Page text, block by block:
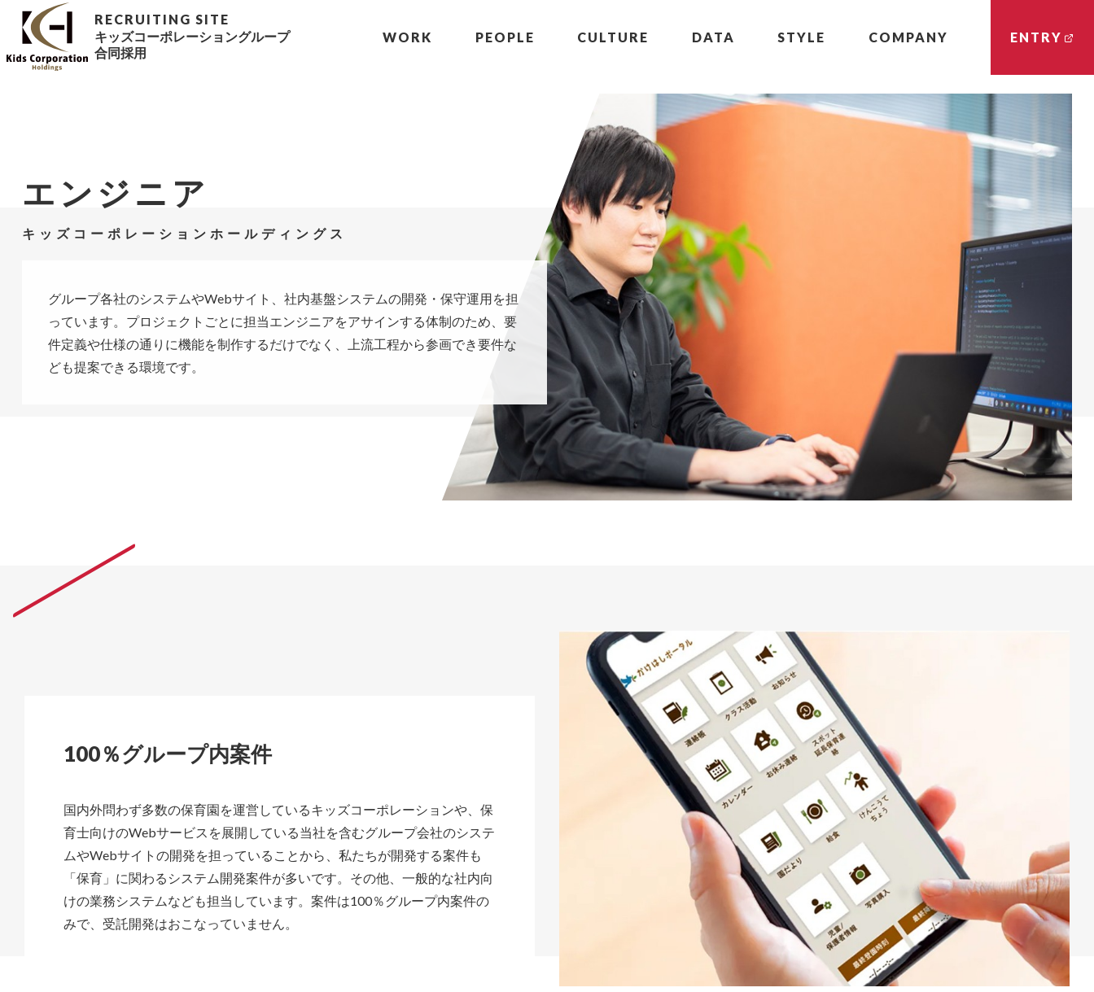
キッズコーポレーショングループ
合同採用
WORK PEOPLE CULTURE DATA STYLE COMPANY ENTRY
エンジニア
キッズコーポレーションホールディングス
グループ各社のシステムやWebサイト、社内基盤システムの開発・保守運用を担
っています。プロジェクトごとに担当エンジニアをアサインする体制のため、要
件定義や仕様の通りに機能を制作するだけでなく、上流工程から参画でき要件な
ども提案できる環境です。
100％グループ内案件
国内外問わず多数の保育園を運営しているキッズコーポレーションや、保
育士向けのWebサービスを展開している当社を含むグループ会社のシステ
ムやWebサイトの開発を担っていることから、私たちが開発する案件も
「保育」に関わるシステム開発案件が多いです。その他、一般的な社内向
けの業務システムなども担当しています。案件は100％グループ内案件の
みで、受託開発はおこなっていません。